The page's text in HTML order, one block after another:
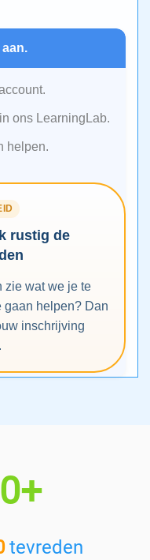
ons LearningLab.
helpen.
rustig de
zie wat we je te
gaan helpen? Dan
inschrijving
tevreden